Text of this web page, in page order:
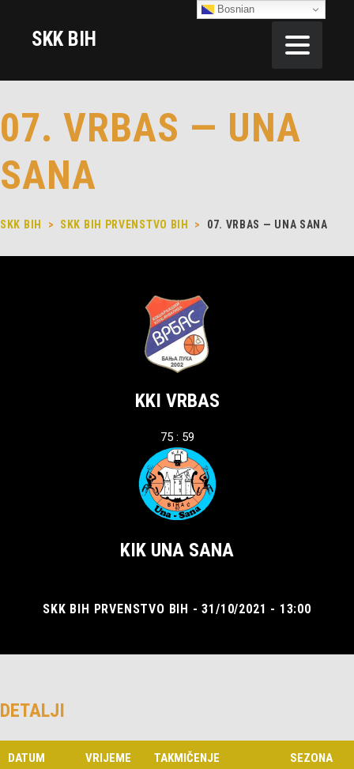
SKK BIH
07. VRBAS — UNA
SANA
SKK BIH > SKK BIH PRVENSTVO BIH > 07. VRBAS — UNA SANA
KKI VRBAS
75 : 59
KIK UNA SANA
SKK BIH PRVENSTVO BIH - 31/10/2021 - 13:00
DETALJI
DATUM VRIJEME TAKMIČENJE SEZONA
Bosnian